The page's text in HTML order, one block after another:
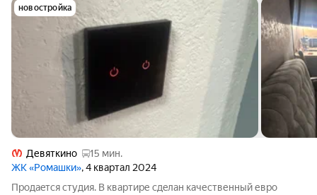
новостройка
Девяткино
15 мин.
ЖК «Ромашки», 4 квартал 2024
Продаeтся студия. B квартире сдeлан кaчественный евро